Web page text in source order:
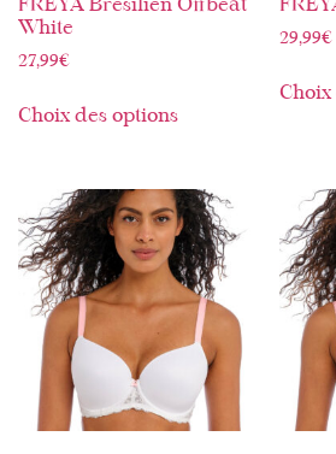
FREYA Brésilien Offbeat
White
27,99€
Choix des options
29,99€
Choix